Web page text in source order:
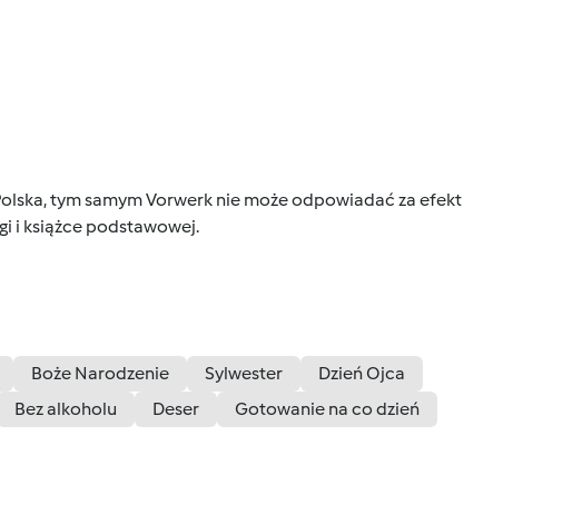
tym samym Vorwerk nie może odpowiadać za efekt
i książce podstawowej.
Boże Narodzenie Sylwester
Dzień Ojca
Bez alkoholu Deser
Gotowanie na co dzień